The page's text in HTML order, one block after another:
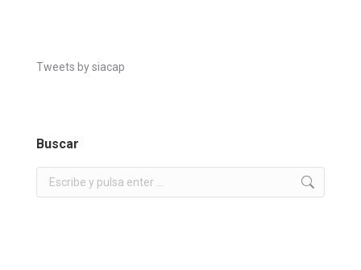
Tweets by siacap
Buscar
Buscar: